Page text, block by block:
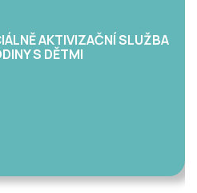
AKTIVIZAČNÍ SLUŽBA
S DĚTMI